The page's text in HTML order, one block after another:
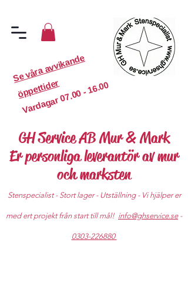
S
e
v
år
a
a
v
vi
k
a
n
d
e
ö
p
p
etti
d
er
Vardagar
07.00 - 16.00
GH Service AB Mur & Mark
Er personliga leverantör av mur
och marksten
Stenspecialist - Stort lager - Utställning - Vi hjälper er
med ert projekt från start till mål! info@ghservice.se-
0303-226880